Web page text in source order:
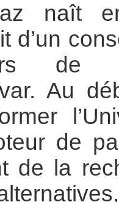
naît
d’un
de
Au
de
de la